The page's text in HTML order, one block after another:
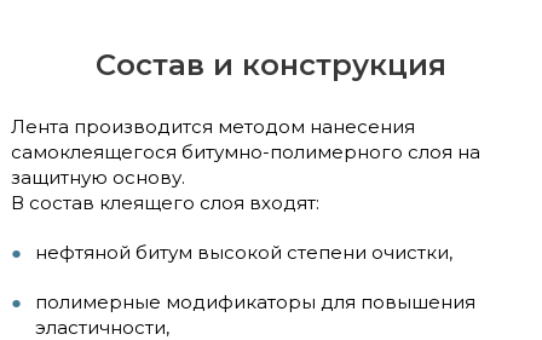
Состав и конструкция
Лента производится методом нанесения
самоклеящегося битумно-полимерного слоя на
защитную основу.
В состав клеящего слоя входят:
нефтяной битум высокой степени очистки,
полимерные модификаторы для повышения
эластичности,